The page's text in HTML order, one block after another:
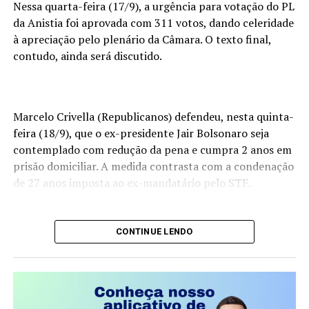
continuidade da legenda nas próximas décadas.
Além disso, o partido enfrenta o desafio de dialogar com
novas gerações de eleitores, que possuem demandas e
Críticas e Desgaste
O PT também carrega o impacto de crises políticas e
escândalos de corrupção que atingiram o partido ao
investigações e decisões judiciais, os episódios
contribuíram para o desgaste da imagem da legenda
junto a parte do eleitorado.
A ascensão de movimentos conservadores e de direita
Nessa quarta-feira (17/9), a urgência para votação do PL
da Anistia foi aprovada com 311 votos, dando celeridade
à apreciação pelo plenário da Câmara. O texto final,
contudo, ainda será discutido.
Marcelo Crivella (Republicanos) defendeu, nesta quinta-
feira (18/9), que o ex-presidente Jair Bolsonaro seja
contemplado com redução da pena e cumpra 2 anos em
prisão domiciliar. A medida contrasta com a condenação
de 27 anos imposta ao ex-mandatário pelo STF.
Condenar um homem de 70 anos a 27 de prisão é
uma pena de morte.
CONTINUE LENDO